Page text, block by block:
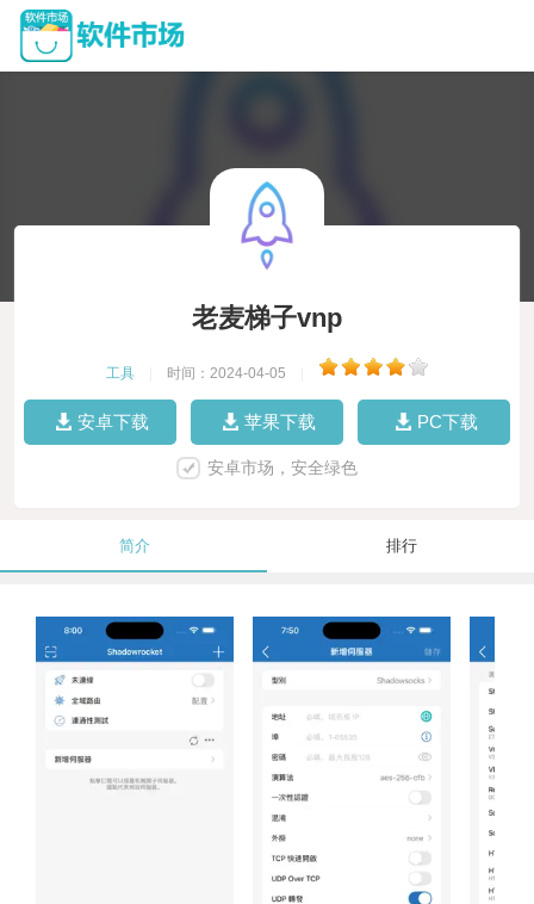
老麦梯子vnp
工具 时间：2024-04-05
安卓下载 苹果下载 PC下载
安卓市场，安全绿色
简介 排行